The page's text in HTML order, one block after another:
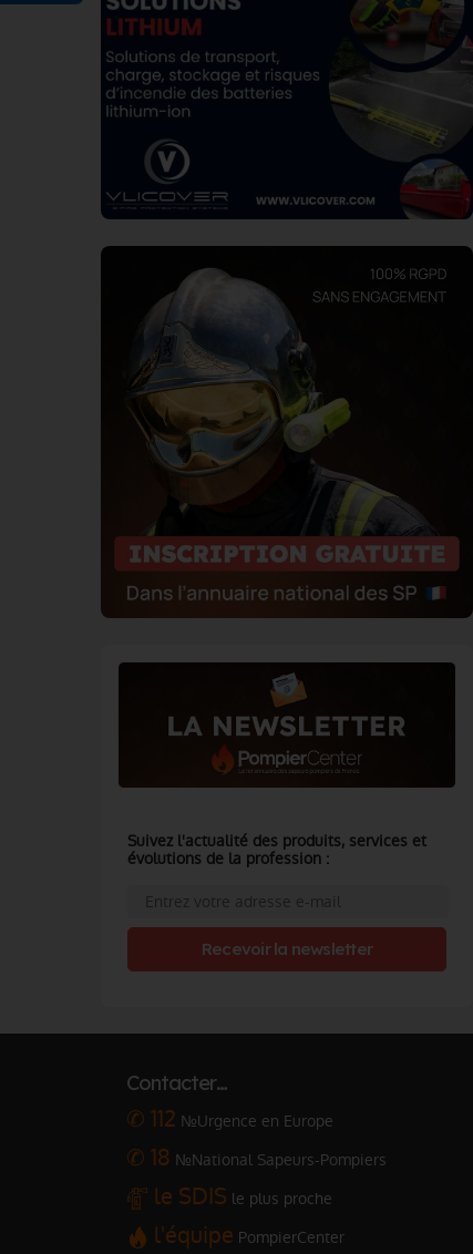
Suivez l'actualité des produits, services et
évolutions de la profession :
Recevoir la newsletter
Contacter…
✆ 112 №Urgence en Europe
✆ 18 №National Sapeurs-Pompiers
le SDIS le plus proche
l'équipe PompierCenter